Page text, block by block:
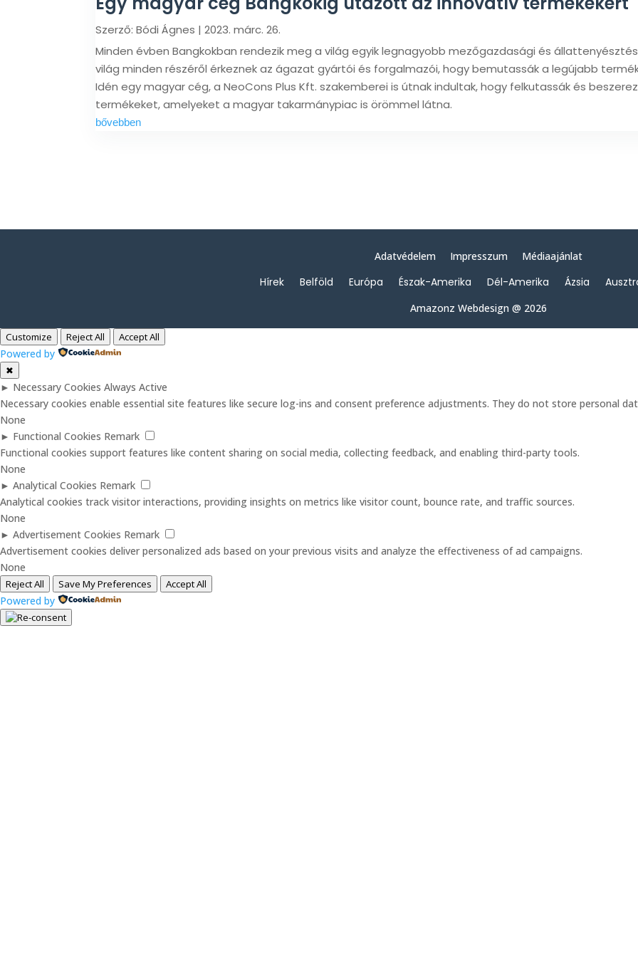
Szerző:Bódi Ágnes |2023. márc. 26.
Minden évben Bangkokban rendezik meg a világ egyik legnagyobb mezőgazdasági és
világ minden részéről érkeznek az ágazat gyártói és forgalmazói, hogy bemutassák a legújabb
Idén egy magyar cég, a NeoCons Plus Kft. szakemberei is útnak indultak, hogy felkutassák és
termékeket, amelyeket a magyar takarmánypiac is örömmel látna.
bővebben
Adatvédelem Impresszum Médiaajánlat
Hírek Belföld Európa Észak-Amerika Dél-Amerika Ázsia
Amazonz Webdesign @ 2026
Customize Reject All Accept All
Powered by
✖
► Necessary Cookies Always Active
Necessary cookies enable essential site features like secure log-ins and consent preference adjustments. They do not store personal
None
► Functional Cookies Remark
Functional cookies support features like content sharing on social media, collecting feedback, and enabling third-party tools.
None
► Analytical Cookies Remark
Analytical cookies track visitor interactions, providing insights on metrics like visitor count, bounce rate, and traffic sources.
None
► Advertisement Cookies Remark
Advertisement cookies deliver personalized ads based on your previous visits and analyze the effectiveness of ad campaigns.
None
Reject All Save My Preferences Accept All
Powered by